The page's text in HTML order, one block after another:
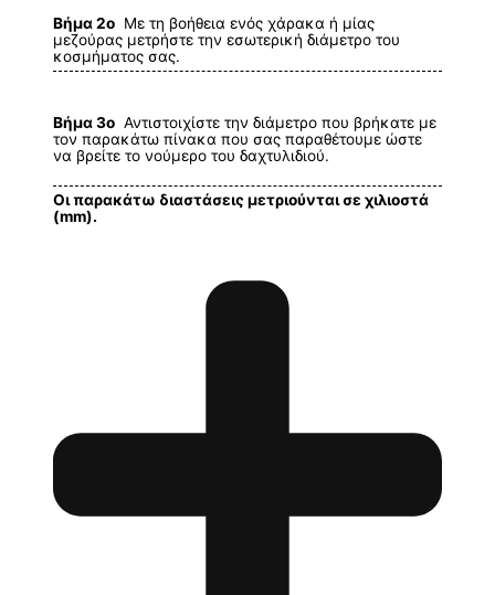
Βήμα 2ο Με τη βοήθεια ενός χάρακα ή μίας
μεζούρας μετρήστε την εσωτερική διάμετρο του
κοσμήματος σας.
Βήμα 3ο Αντιστοιχίστε την διάμετρο που βρήκατε με
τον παρακάτω πίνακα που σας παραθέτουμε ώστε
να βρείτε το νούμερο του δαχτυλιδιού.
Οι παρακάτω διαστάσεις μετριούνται σε χιλιοστά
(mm).